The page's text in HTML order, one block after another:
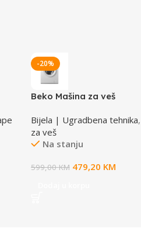
-20%
Beko Mašina za veš
Bijela | Ugradbena tehnika,
za veš
Na stanju
599,00KM 479,20 KM